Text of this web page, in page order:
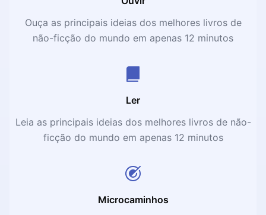
Ouça as principais ideias dos melhores livros de
não-ficção do mundo em apenas 12 minutos
Ler
Leia as principais ideias dos melhores livros de não-
ficção do mundo em apenas 12 minutos
Microcaminhos